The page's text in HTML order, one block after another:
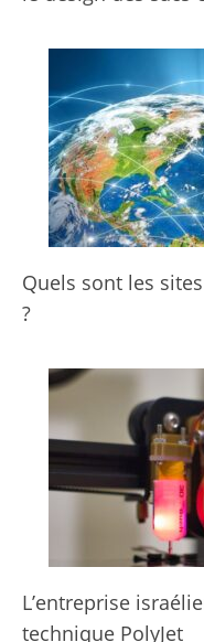
Quels sont les
?
L’entreprise
technique PolyJet